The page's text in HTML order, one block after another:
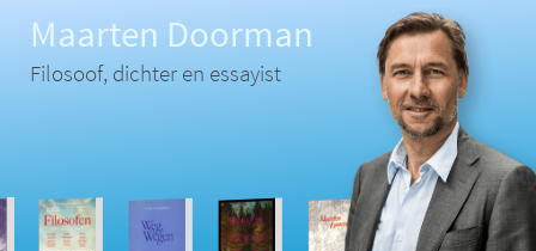
inhoud
Maarten Doorman
Filosoof, dichter en essayist